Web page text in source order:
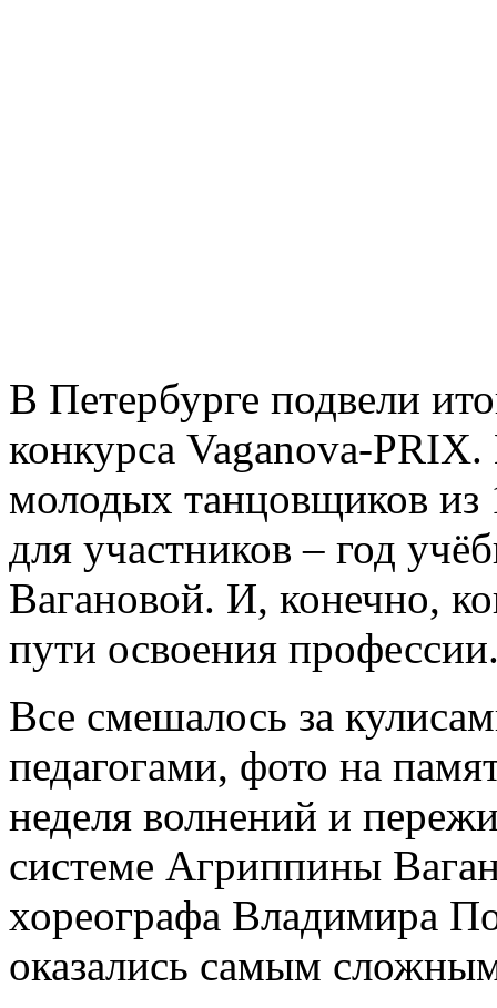
В Петербурге подвели
конкурса Vaganova-
молодых танцовщиков из
для участников – год
Вагановой. И, конечно,
пути освоения
Все смешалось за
педагогами, фото на
неделя волнений и
системе Агриппины
хореографа Владимира
оказались самым